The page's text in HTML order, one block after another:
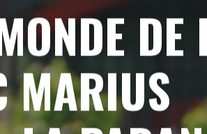
DE
MARIUS